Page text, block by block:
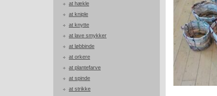
at hækle
at kniple
at knytte
at lave smykker
at løbbinde
at orkere
at plantefarve
at spinde
at strikke